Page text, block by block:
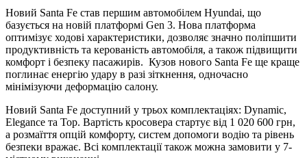
Новий Santa Fe став першим автомобілем Hyundai, що
базується на новій платформі Gen 3. Нова платформа
оптимізує ходові характеристики, дозволяє значно поліпшити
продуктивність та керованість автомобіля, а також підвищити
комфорт і безпеку пасажирів. Кузов нового Santa Fe ще краще
поглинає енергію удару в разі зіткнення, одночасно
мінімізуючи деформацію салону.
Новий Santa Fe доступний у трьох комплектаціях: Dynamic,
Elegance та Top. Вартість кросовера стартує від 1 020 600 грн,
а розмаїття опцій комфорту, систем допомоги водію та рівень
безпеки вражає. Всі комплектації також можна замовити у 7-